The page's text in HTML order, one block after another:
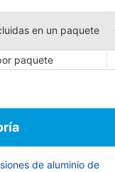
en un paquete
paquete
de aluminio de